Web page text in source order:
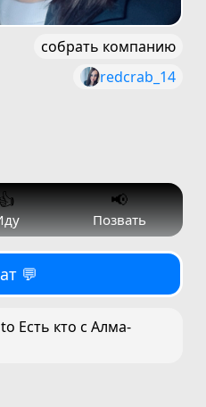
собрать компанию
redcrab_14
📢
Позвать
💬
Есть кто с Алма-